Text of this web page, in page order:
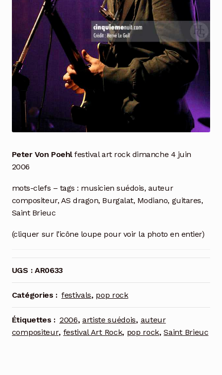
Peter Von Poehlfestival art rock dimanche 4 juin
2006
mots-clefs – tags : musicien suédois, auteur
compositeur, AS dragon, Burgalat, Modiano, guitares,
Saint Brieuc
(cliquer sur l’icône loupe pour voir la photo en entier)
UGS : AR0633
Catégories : festivals, pop rock
Étiquettes : 2006, artiste suédois, auteur
compositeur, festival Art Rock, pop rock,Saint Brieuc